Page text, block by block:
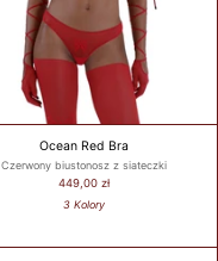
Ocean Red Bra
Czerwony biustonosz z siateczki
449,00 zł
3 Kolory